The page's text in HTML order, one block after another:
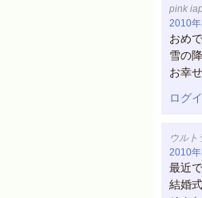
pink
2010
おめ
雪の
お幸
ログ
ウルト
2010
最近
結婚